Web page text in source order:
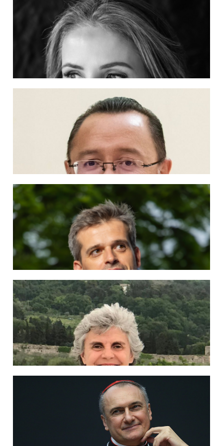
Hna. Rosmery Castañeda
Ampliar información
Dra. Vitória Andreatta De Carli
Ampliar información
Dr. Rodrigo Guerra
Ampliar información